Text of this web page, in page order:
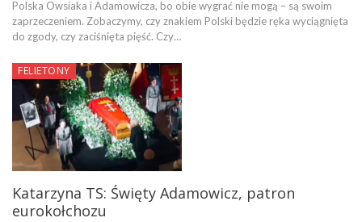
Polska Owsiaka i Adamowicza, bo obie wygrać nie mogą – są swoim
zaprzeczeniem. Zobaczymy, czy znakiem Polski będzie ręka wyciągnięta
do zgody, czy zaciśnięta pięść. Czy…
FELIETONY
Katarzyna TS: Święty Adamowicz, patron
eurokołchozu